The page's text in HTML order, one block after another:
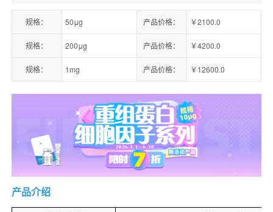
规格： 50μg 产品价格： ￥2100.0
规格： 200μg 产品价格： ￥4200.0
规格： 1mg 产品价格： ￥12600.0
产品介绍